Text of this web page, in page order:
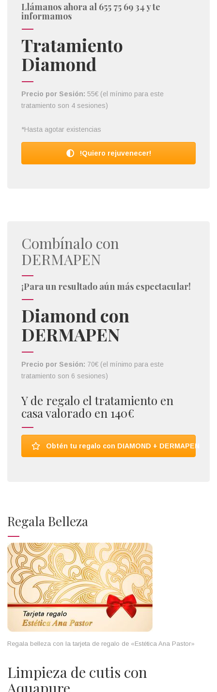
Llámanos ahora al 655 75 69 34 y te
informamos
Tratamiento
Diamond
Precio por Sesión: 55€ (el mínimo para este
tratamiento son 4 sesiones)
*Hasta agotar existencias
!Quiero rejuvenecer!
Combínalo con
DERMAPEN
¡Para un resultado aún más espectacular!
Diamond con
DERMAPEN
Precio por Sesión: 70€ (el mínimo para este
tratamiento son 6 sesiones)
Y de regalo el tratamiento en
casa valorado en 140€
Obtén tu regalo con DIAMOND + DERMAPEN
Regala Belleza
Regala belleza con la tarjeta de regalo de «Estética Ana Pastor»
Limpieza de cutis con
Aquapure